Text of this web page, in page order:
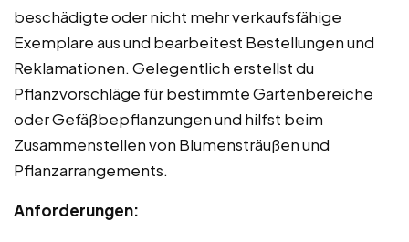
beschädigte oder nicht mehr verkaufsfähige
Exemplare aus und bearbeitest Bestellungen und
Reklamationen. Gelegentlich erstellst du
Pflanzvorschläge für bestimmte Gartenbereiche
oder Gefäßbepflanzungen und hilfst beim
Zusammenstellen von Blumensträußen und
Pflanzarrangements.
Anforderungen: